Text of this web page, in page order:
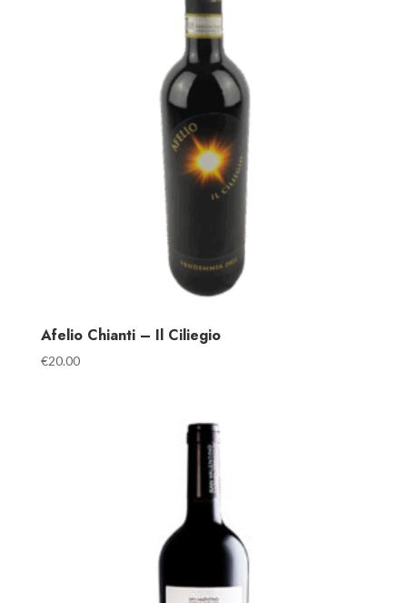
Afelio Chianti – Il Ciliegio
€20.00